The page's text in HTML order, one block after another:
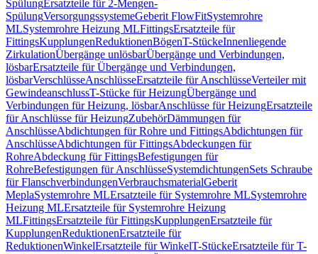
SpülungErsatzteile für 2-Mengen-
SpülungVersorgungssystemeGeberit FlowFitSystemrohre
MLSystemrohre Heizung MLFittingsErsatzteile für
FittingsKupplungenReduktionenBögenT-StückeInnenliegende
ZirkulationÜbergänge unlösbarÜbergänge und Verbindungen,
lösbarErsatzteile für Übergänge und Verbindungen,
lösbarVerschlüsseAnschlüsseErsatzteile für AnschlüsseVerteiler mit
GewindeanschlussT-Stücke für HeizungÜbergänge und
Verbindungen für Heizung, lösbarAnschlüsse für HeizungErsatzteile
für Anschlüsse für HeizungZubehörDämmungen für
AnschlüsseAbdichtungen für Rohre und FittingsAbdichtungen für
AnschlüsseAbdichtungen für FittingsAbdeckungen für
RohreAbdeckung für FittingsBefestigungen für
RohreBefestigungen für AnschlüsseSystemdichtungenSets Schraube
für FlanschverbindungenVerbrauchsmaterialGeberit
MeplaSystemrohre MLErsatzteile für Systemrohre MLSystemrohre
Heizung MLErsatzteile für Systemrohre Heizung
MLFittingsErsatzteile für FittingsKupplungenErsatzteile für
KupplungenReduktionenErsatzteile für
ReduktionenWinkelErsatzteile für WinkelT-StückeErsatzteile für T-